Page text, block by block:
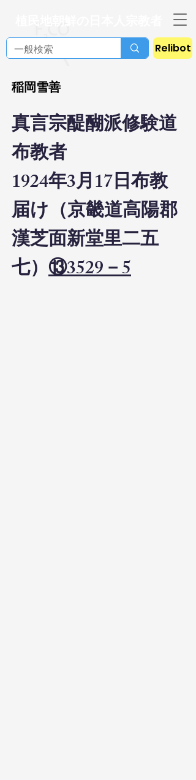
Relibot
稲岡雪善
真言宗醍醐派修験道
布教者
1924年3月17日布教
届け（京畿道高陽郡
漢芝面新堂里二五
七） ⑬3529－5